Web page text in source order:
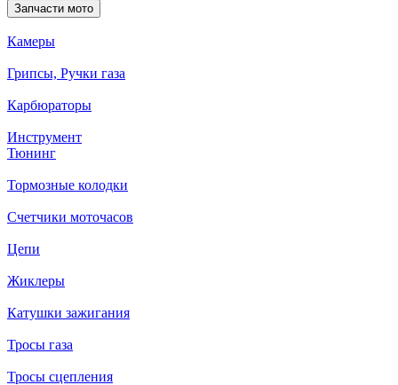
Запчасти мото
Камеры
Грипсы, Ручки газа
Карбюраторы
Инструмент
Тюнинг
Тормозные колодки
Счетчики моточасов
Цепи
Жиклеры
Катушки зажигания
Тросы газа
Тросы сцепления